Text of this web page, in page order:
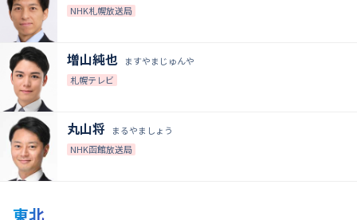
NHK札幌放送局
ますやまじゅんや
増山純也
札幌テレビ
まるやましょう
丸山将
NHK函館放送局
東北